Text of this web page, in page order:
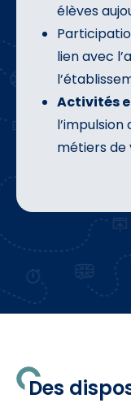
élèves
lien avec
Activités
métiers de
Des